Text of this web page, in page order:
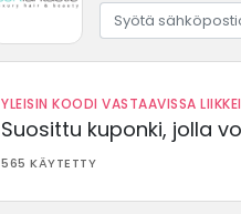
YLEISIN KOODI VASTAAVISSA
Suosittu kuponki, jolla
565 KÄYTETTY